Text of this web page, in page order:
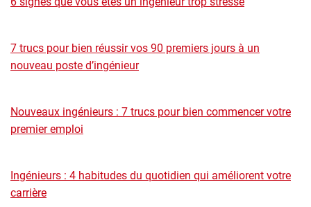
7 trucs pour bien réussir vos 90 premiers jours à un
nouveau poste d’ingénieur
Nouveaux ingénieurs : 7 trucs pour bien commencer votre
premier emploi
Ingénieurs : 4 habitudes du quotidien qui améliorent votre
carrière